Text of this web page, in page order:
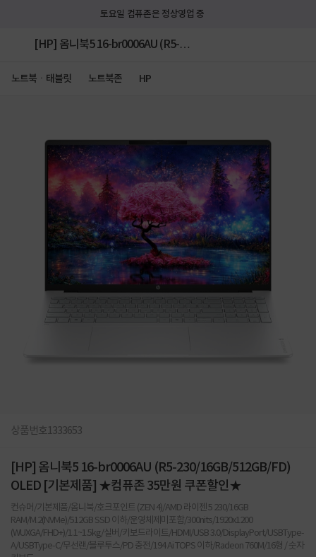
토요일 컴퓨존은 정상영업 중
[HP] 옴니북5 16-br0006AU (R5-
노트북ㆍ태블릿 노트북존 HP
상품번호1333653
[HP] 옴니북5 16-br0006AU (R5-230/16GB/512GB/FD)
OLED [기본제품] ★컴퓨존 35만원 쿠폰할인★
컨슈머/기본제품/옴니북/호크포인트 (ZEN 4)/AMD 라이젠 5 230/16GB
RAM/M.2(NVMe)/512GB SSD 이하/운영체제미포함/300nits/1920x1200
(WUXGA/FHD+)/1.1~1.5kg/실버/키보드라이트/HDMI/USB 3.0/DisplayPort/USBType-
A/USBType-C/무선랜/블루투스/PD 충전/194 Ai TOPS 이하/Radeon 760M/16형 / 숫자